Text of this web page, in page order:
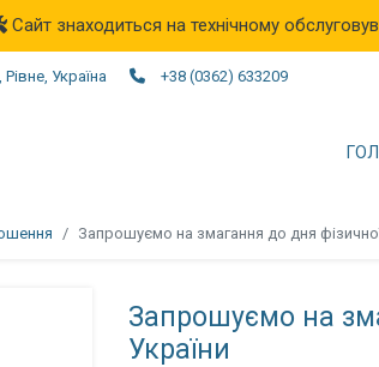
Сайт знаходиться на технічному
Україна +38 (0362) 633209
Запрошуємо на змагання до дня
Запрошуємо на
України